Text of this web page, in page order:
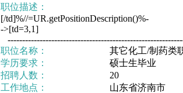
职位描述：
[/td]%//=UR.getPositionDescription()%-
->[td=3,1]
职位名称：
其它化工/制药类
学历要求：
硕士生毕业
招聘人数：
20
工作地点：
山东省济南市